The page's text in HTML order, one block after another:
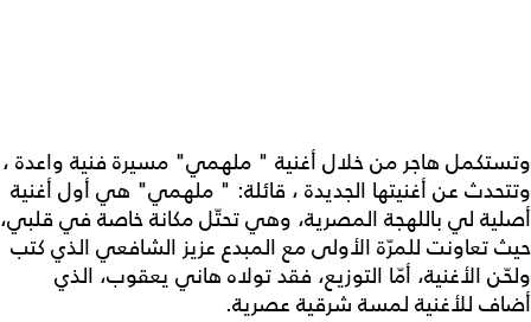
وتستكمل هاجر من خلال أغنية " ملهمي" مسيرة فنية واعدة ،
وتتحدث عن أغنيتها الجديدة ، قائلة: " ملهمي" هي أول أغنية
أصلية لي باللهجة المصرية، وهي تحتّل مكانة خاصة في قلبي،
حيث تعاونت للمرّة الأولى مع المبدع عزيز الشافعي الذي كتب
ولحّن الأغنية، أمّا التوزيع، فقد تولاه هاني يعقوب، الذي
أضاف للأغنية لمسة شرقية عصرية.